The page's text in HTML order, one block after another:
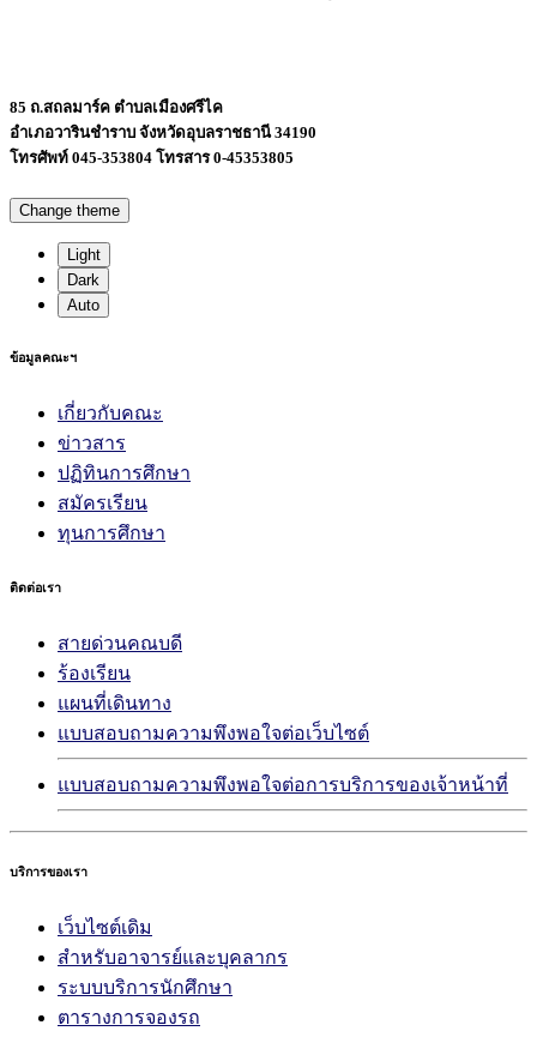
85 ถ.สถลมาร์ค ตำบลเมืองศรีไค
อำเภอวารินชำราบ จังหวัดอุบลราชธานี 34190
โทรศัพท์ 045-353804 โทรสาร 0-45353805
Change theme
Light
Dark
Auto
ข้อมูลคณะฯ
เกี่ยวกับคณะ
ข่าวสาร
ปฏิทินการศึกษา
สมัครเรียน
ทุนการศึกษา
ติดต่อเรา
สายด่วนคณบดี
ร้องเรียน
แผนที่เดินทาง
แบบสอบถามความพึงพอใจต่อเว็บไซต์
แบบสอบถามความพึงพอใจต่อการบริการของเจ้าหน้าที่
บริการของเรา
เว็บไซต์เดิม
สำหรับอาจารย์และบุคลากร
ระบบบริการนักศึกษา
ตารางการจองรถ